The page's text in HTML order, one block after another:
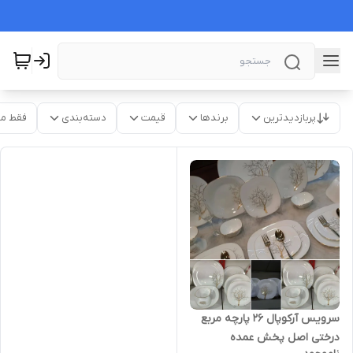
پربازدیدترین برندها قیمت دسته‌بندی فقط
سرویس آرکوپال 26 پارچه مربع
درختی اصل پخش عمده